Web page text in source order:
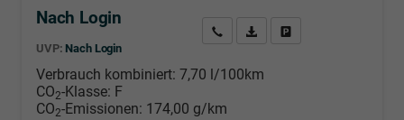
Nach Login
UVP: Nach Login
Wir rufen Sie anPDF-Datei, Fahrzeugexposé
Verbrauch kombiniert: 7,70 l/100km
CO2-Klasse: F
CO2-Emissionen: 174,00 g/km